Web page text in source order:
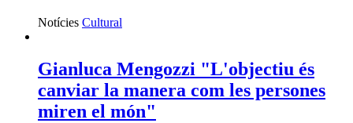
Notícies Cultural
Gianluca Mengozzi "L'objectiu és
canviar la manera com les persones
miren el món"